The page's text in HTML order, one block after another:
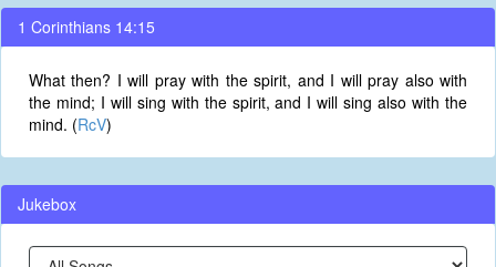
1 Corinthians 14:15
What then? I will pray with the spirit, and I will pray also with
the mind; I will sing with the spirit, and I will sing also with the
mind. (RcV)
Jukebox